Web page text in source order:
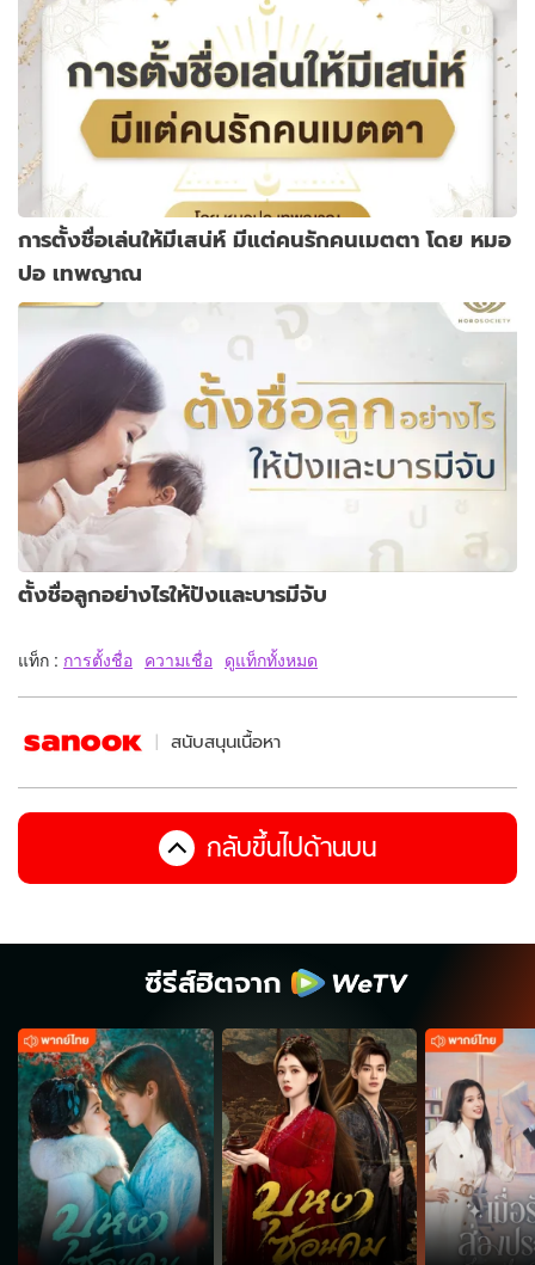
การตั้งชื่อเล่นให้มีเสน่ห์ มีแต่คนรักคนเมตตา โดย หมอ
ปอ เทพญาณ
ตั้งชื่อลูกอย่างไรให้ปังและบารมีจับ
แท็ก : การตั้งชื่อ ความเชื่อ ดูแท็กทั้งหมด
สนับสนุนเนื้อหา
กลับขึ้นไปด้านบน
ซีรีส์ฮิตจาก